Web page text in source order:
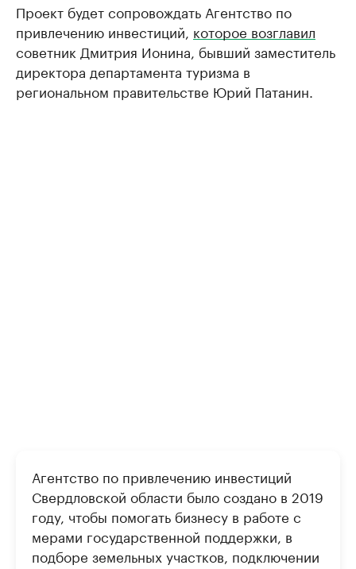
Проект будет сопровождать Агентство по
привлечению инвестиций, которое возглавил
советник Дмитрия Ионина, бывший заместитель
директора департамента туризма в
региональном правительстве Юрий Патанин.
Агентство по привлечению инвестиций
Свердловской области было создано в 2019
году, чтобы помогать бизнесу в работе с
мерами государственной поддержки, в
подборе земельных участков, подключении